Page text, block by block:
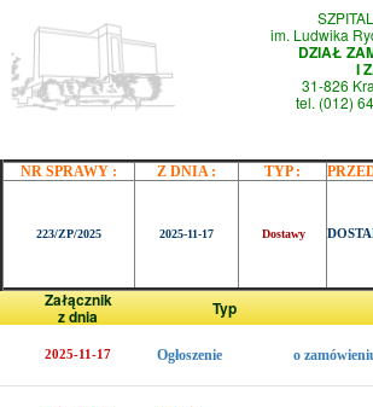
im. Ludwika
DZIAŁ
I
31-826
tel. (012)
NR SPRAWY : Z DNIA : TYP :
223/ZP/2025 2025-11-17 Dostawy
Załącznik
z dnia Typ
2025-11-17 Ogłoszenie o